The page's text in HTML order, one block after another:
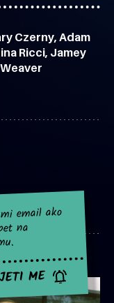
Czerny, Adam
Ricci, Jamey
najavljenih
email ako
na
ME